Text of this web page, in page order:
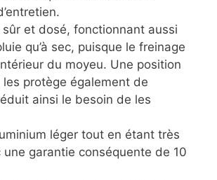
et dosé, fonctionnant aussi
qu’à sec, puisque le freinage
du moyeu. Une position
protège également de
ainsi le besoin de les
léger tout en étant très
garantie conséquente de 10